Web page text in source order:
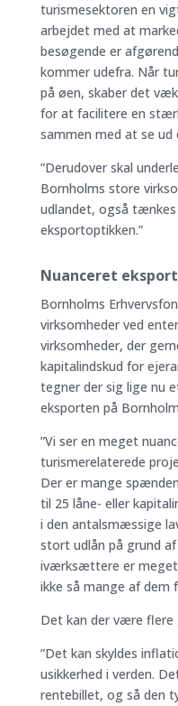
turismesektoren en
arbejdet med at
besøgende er
kommer udefra. Når
på øen, skaber det
for at facilitere en
sammen med at se ud
”Derudover skal
Bornholms store
udlandet, også
eksportoptikken.”
Nuanceret eksport
Bornholms
virksomheder ved
virksomheder, der
kapitalindskud for
tegner der sig lige nu
eksporten på
”Vi ser en meget
turismerelaterede
Der er mange
til 25 låne- eller
i den antalsmæssige
stort udlån på grund
iværksættere er meget
ikke så mange af dem
Det kan der være flere
”Det kan skyldes
usikkerhed i verden.
rentebillet, og så den